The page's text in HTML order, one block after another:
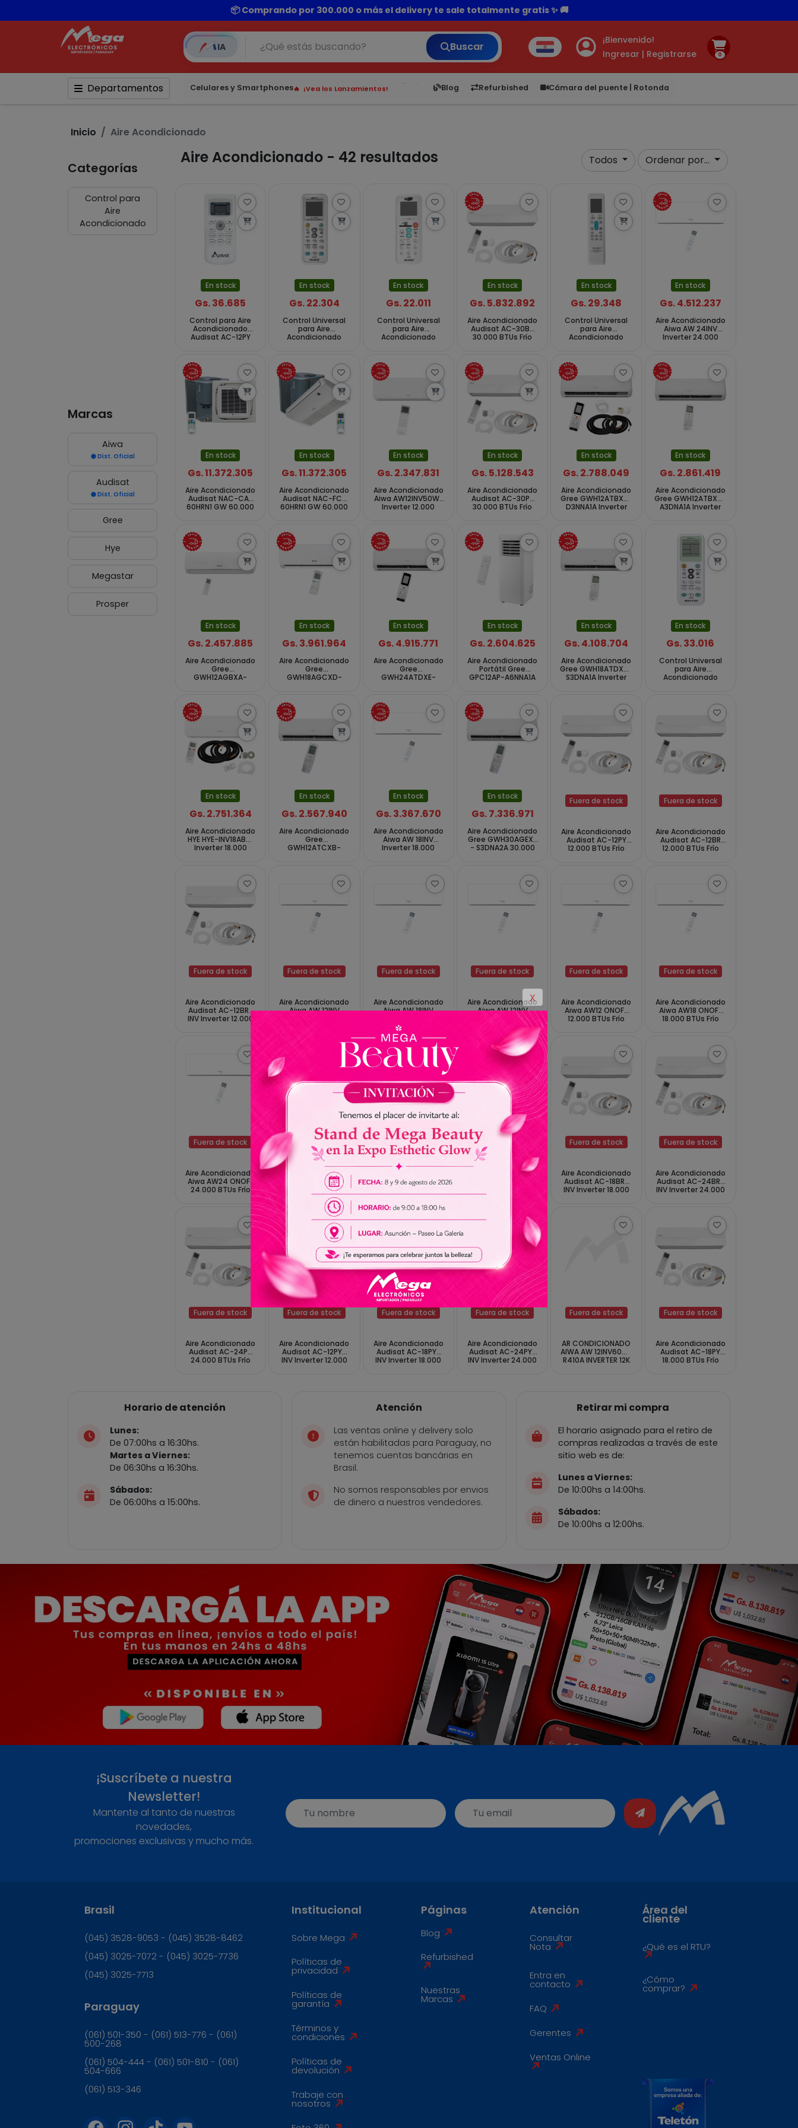
📦 Comprando por 300.000 o más el delivery te sale totalmente gratis ✨ 🚚
💳 ¡HASTA 24 CUOTAS SIN INTERÉS con tarjetas adheridas!
IA
Buscar
¡Bienvenido!
Ingresar | Registrarse
0
Departamentos Celulares y Smartphones
¡Hasta en 24 cuotas sin interés!
Blog Refurbished Cámara del puente | Rotonda
6,050 5.23 1,900 1.00
Inicio Aire Acondicionado
Categorías
Control para
Aire
Acondicionado
Marcas
Aiwa
Dist. Oficial
Audisat
Dist. Oficial
Gree
Hye
Megastar
Prosper
Aire Acondicionado - 42 resultados Todos Ordenar por...
En stock
Gs. 36.685
Control para Aire
Acondicionado
Audisat AC-12PY
En stock
Gs. 22.304
Control Universal
para Aire
Acondicionado
En stock
Gs. 22.011
Control Universal
para Aire
Acondicionado
En stock
Gs. 5.832.892
Aire Acondicionado
Audisat AC-30BR
30.000 BTUs Frío
En stock
Gs. 29.348
Control Universal
para Aire
Acondicionado
En stock
Gs. 4.512.237
Aire Acondicionado
Aiwa AW 24INV
Inverter 24.000
En stock
Gs. 11.372.305
Aire Acondicionado
Audisat NAC-CA-
60HRN1 GW 60.000
En stock
Gs. 11.372.305
Aire Acondicionado
Audisat NAC-FC-
60HRN1 GW 60.000
En stock
Gs. 2.347.831
Aire Acondicionado
Aiwa AW12INV50WF
Inverter 12.000
En stock
Gs. 5.128.543
Aire Acondicionado
Audisat AC-30PY
30.000 BTUs Frío
En stock
Gs. 2.788.049
Aire Acondicionado
Gree GWH12ATBXA-
D3NNA1A Inverter
En stock
Gs. 2.861.419
Aire Acondicionado
Gree GWH12ATBXB-
A3DNA1A Inverter
En stock
Gs. 2.457.885
Aire Acondicionado
Gree
GWH12AGBXA-
50Hz - Blanco
En stock
Gs. 3.961.964
Aire Acondicionado
Gree
GWH18AGCXD-
50Hz - Blanco
En stock
Gs. 4.915.771
Aire Acondicionado
Gree
GWH24ATDXE-
Caliente 220 - 240
V ~ 50 60 Hz -
En stock
Gs. 2.604.625
Aire Acondicionado
Portátil Gree
GPC12AP-A6NNA1A
En stock
Gs. 4.108.704
Aire Acondicionado
Gree GWH18ATDXB-
S3DNA1A Inverter
~ 50 60Hz - Blanco
En stock
Gs. 33.016
Control Universal
para Aire
Acondicionado
En stock
Gs. 2.751.364
Aire Acondicionado
HYE HYE-INV18ABW
Inverter 18.000
En stock
Gs. 2.567.940
Aire Acondicionado
Gree
GWH12ATCXB-
Quente 220 - 240 V
~ 50Hz - Blanco
En stock
Gs. 3.367.670
Aire Acondicionado
Aiwa AW 18INV
Inverter 18.000
En stock
Gs. 7.336.971
Aire Acondicionado
Gree GWH30AGEXF
- S3DNA2A 30.000
Fuera de stock
Aire Acondicionado
Audisat AC-12PY
12.000 BTUs Frío
Fuera de stock
Aire Acondicionado
Audisat AC-12BR
12.000 BTUs Frío
Fuera de stock
Aire Acondicionado
Audisat AC-12BR-
INV Inverter 12.000
Año de Garantía)
Fuera de stock
Aire Acondicionado
Aiwa AW 12INV
Fuera de stock
Aire Acondicionado
Aiwa AW 18INV
BTUs Frío Caliente
50Hz - Blanco
Fuera de stock
Aire Acondicionado
Aiwa AW 12INV
Inverter 12.000
BTUs Frío Caliente
60Hz - Blanco
Fuera de stock
Aire Acondicionado
Aiwa AW12 ONOFF
12.000 BTUs Frío
Fuera de stock
Aire Acondicionado
Aiwa AW18 ONOFF
18.000 BTUs Frío
Fuera de stock
Aire Acondicionado
Aiwa AW24 ONOFF
24.000 BTUs Frío
Fuera de stock
Aire Acondicionado
Aiwa AW12 ONOFF
12.000 BTUs Frío
Caliente 60Hz -
Blanco
Fuera de stock
Aire Acondicionado
Audisat AC-18BR
18.000 BTUs Frío
Caliente 60Hz -
Blanco (1 Año de
Fuera de stock
Aire Acondicionado
Caliente 60Hz -
Garantía)
Fuera de stock
Aire Acondicionado
Audisat AC-18BR-
INV Inverter 18.000
Año de Garantía)
Fuera de stock
Aire Acondicionado
Audisat AC-24BR-
INV Inverter 24.000
Año de Garantía)
Fuera de stock
Aire Acondicionado
Audisat AC-24PY
24.000 BTUs Frío
Fuera de stock
Aire Acondicionado
Audisat AC-12PY-
INV Inverter 12.000
Fuera de stock
Aire Acondicionado
Audisat AC-18PY-
INV Inverter 18.000
Fuera de stock
Aire Acondicionado
Audisat AC-24PY-
INV Inverter 24.000
Fuera de stock
AR CONDICIONADO
AIWA AW 12INV60WF
R410A INVERTER 12K
Fuera de stock
Aire Acondicionado
Audisat AC-18PY
18.000 BTUs Frío
X
Horario de atención
Lunes:
De 07:00hs a 16:30hs.
Martes a Viernes:
De 06:30hs a 16:30hs.
Sábados:
De 06:00hs a 15:00hs.
Atención
Las ventas online y delivery solo
están habilitadas para Paraguay, no
tenemos cuentas bancárias en
Brasil.
No somos responsables por envios
de dinero a nuestros vendedores.
Retirar mi compra
El horario asignado para el retiro de
compras realizadas a través de este
sitio web es de:
Lunes a Viernes:
De 10:00hs a 14:00hs.
Sábados:
De 10:00hs a 12:00hs.
¡Suscríbete a nuestra
Newsletter!
Mantente al tanto de nuestras
novedades,
promociones exclusivas y mucho más.
Brasil
(045) 3528-9053 - (045) 3528-8462
(045) 3025-7072 - (045) 3025-7736
(045) 3025-7713
Paraguay
(061) 501-350 - (061) 513-776 - (061)
500-268
(061) 504-444 - (061) 501-810 - (061)
504-666
(061) 513-346
Institucional
Sobre Mega
Políticas de
privacidad
Políticas de
garantía
Términos y
condiciones
Políticas de
devolución
Trabaje con
nosotros
Páginas
Blog
Refurbished
Nuestras
Marcas
Atención
Consultar
Nota
Entra en
contacto
FAQ
Gerentes
Ventas Online
Área del
cliente
¿Qué es el RTU?
¿Cómo
comprar?